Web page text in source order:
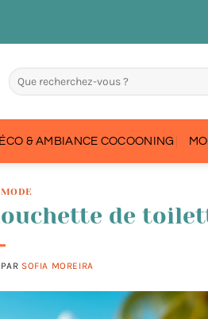
& AMBIANCE COCOONING
MODE
de
PAR SOFIA MOREIRA